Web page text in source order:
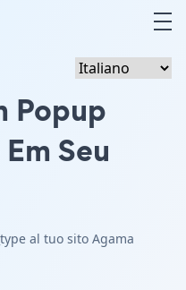
Popup
Seu
al tuo sito Agama